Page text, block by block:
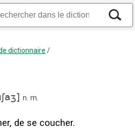
dictionnaire /
] n. m.
de se coucher.